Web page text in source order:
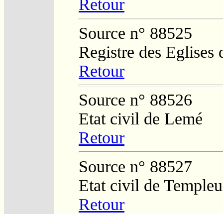
Retour
Source n° 88525
Registre des Eglises
Retour
Source n° 88526
Etat civil de Lemé
Retour
Source n° 88527
Etat civil de
Retour